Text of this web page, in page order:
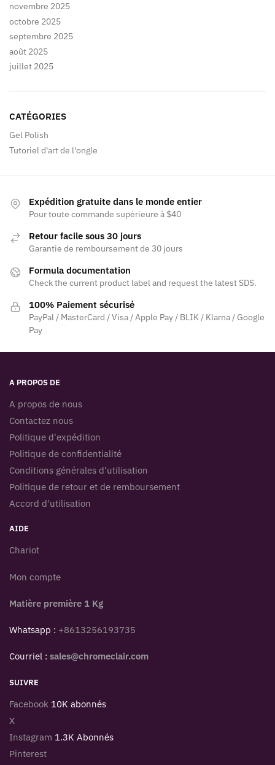
novembre 2025
octobre 2025
septembre 2025
août 2025
juillet 2025
CATÉGORIES
Gel Polish
Tutoriel d'art de l'ongle
Expédition gratuite dans le monde entier
Pour toute commande supérieure à $40
Retour facile sous 30 jours
Garantie de remboursement de 30 jours
Formula documentation
Check the current product label and request the latest SDS.
100% Paiement sécurisé
PayPal / MasterCard / Visa / Apple Pay / BLIK / Klarna / Google
Pay
A PROPOS DE
A propos de nous
Contactez nous
Politique d'expédition
Politique de confidentialité
Conditions générales d'utilisation
Politique de retour et de remboursement
Accord d'utilisation
AIDE
Chariot
Mon compte
Matière première 1 Kg
Whatsapp : +8613256193735
Courriel : sales@chromeclair.com
SUIVRE
Facebook 10K abonnés
X
Instagram 1.3K Abonnés
Pinterest